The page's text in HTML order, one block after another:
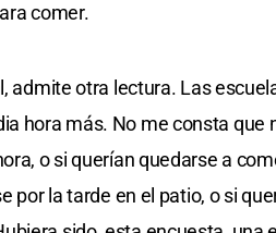
comer.
admite otra lectura. Las
hora más. No me consta que
o si querían quedarse a
por la tarde en el patio, o si